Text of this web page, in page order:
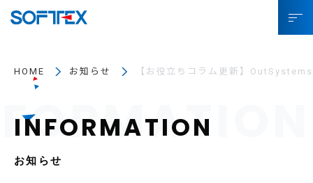
ソフトテックスとは
プロジェクト事例
お役立ちコラム
HOME お知らせ 【お役立ちコラム更新】
お知らせ